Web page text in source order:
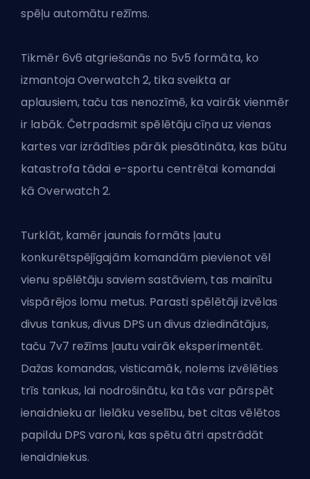
spēļu automātu režīms.
Tikmēr 6v6 atgriešanās no 5v5 formāta, ko
izmantoja Overwatch 2, tika sveikta ar
aplausiem, taču tas nenozīmē, ka vairāk vienmēr
ir labāk. Četrpadsmit spēlētāju cīņa uz vienas
kartes var izrādīties pārāk piesātināta, kas būtu
katastrofa tādai e-sportu centrētai komandai
kā Overwatch 2.
Turklāt, kamēr jaunais formāts ļautu
konkurētspējīgajām komandām pievienot vēl
vienu spēlētāju saviem sastāviem, tas mainītu
vispārējos lomu metus. Parasti spēlētāji izvēlas
divus tankus, divus DPS un divus dziedinātājus,
taču 7v7 režīms ļautu vairāk eksperimentēt.
Dažas komandas, visticamāk, nolems izvēlēties
trīs tankus, lai nodrošinātu, ka tās var pārspēt
ienaidnieku ar lielāku veselību, bet citas vēlētos
papildu DPS varoni, kas spētu ātri apstrādāt
ienaidniekus.